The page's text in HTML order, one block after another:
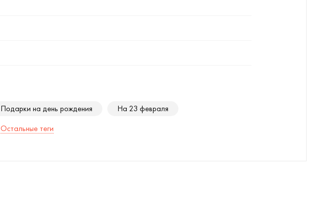
Подарки на день рождения
На 23 февраля
Остальные теги